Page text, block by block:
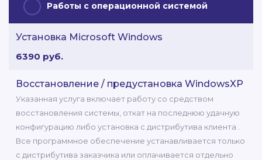
Работы с операционной системой
Установка Microsoft Windows
6390 руб.
Восстановление / предустановка WindowsXP
Указанная услуга включает работу со средством
восстановления системы, откат на последнюю удачную
конфигурацию либо установка с дистрибутива клиента .
Все программное обеспечение устанавливается только
с дистрибутива заказчика или оплачивается отдельно